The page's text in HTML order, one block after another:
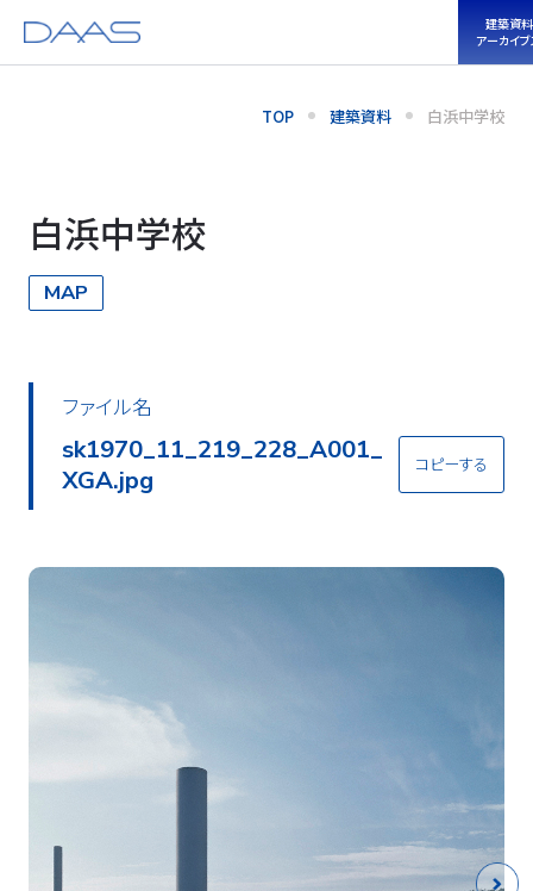
建築資料
アーカイ
TOP 建築資料 白浜中学校
白浜中学校
MAP
ファイル名
sk1970_11_219_228_A002_
XGA.jpg
コピーする